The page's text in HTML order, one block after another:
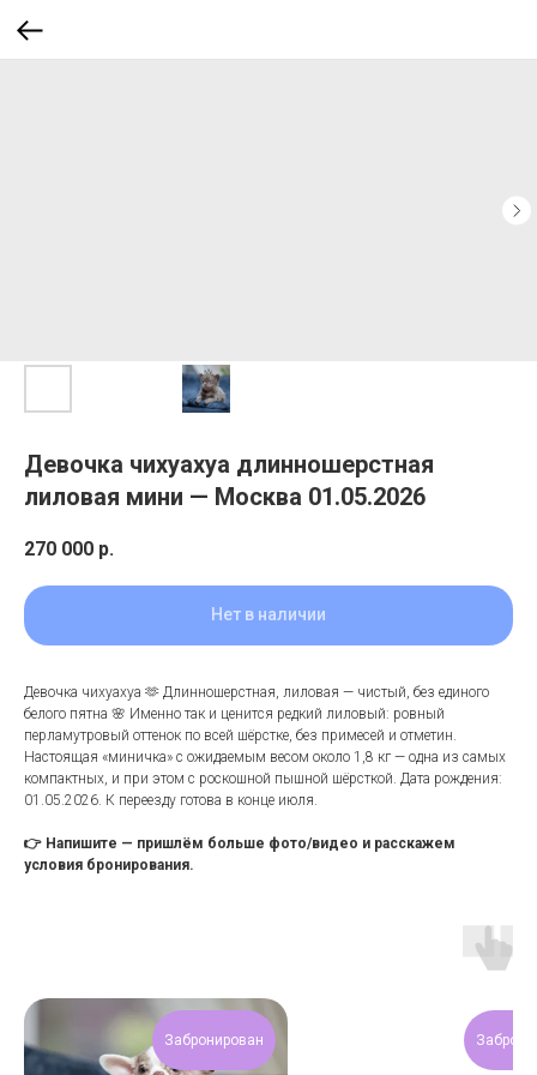
Девочка чихуахуа длинношерстная
лиловая мини — Москва 01.05.2026
270 000 р.
Нет в наличии
Девочка чихуахуа 🫶 Длинношерстная, лиловая — чистый, без единого
белого пятна 🌸 Именно так и ценится редкий лиловый: ровный
перламутровый оттенок по всей шёрстке, без примесей и отметин.
Настоящая «миничка» с ожидаемым весом около 1,8 кг — одна из самых
компактных, и при этом с роскошной пышной шёрсткой. Дата рождения:
01.05.2026. К переезду готова в конце июля.
👉 Напишите — пришлём больше фото/видео и расскажем
условия бронирования.
Забронирован